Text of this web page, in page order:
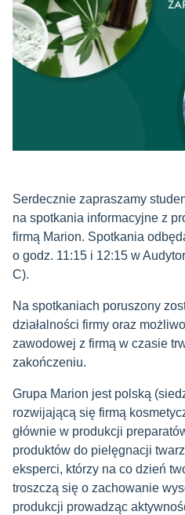
Serdecznie zapraszamy
na spotkania informacyjne z
firmą Marion. Spotkania
o godz. 11:15 i 12:15 w
C).
Na spotkaniach poruszony
działalności firmy oraz
zawodowej z firmą w czasie
zakończeniu.
Grupa Marion jest polską
rozwijającą się firmą
głównie w produkcji
produktów do pielęgnacji
eksperci, którzy na co dzień
troszczą się o zachowanie
produkcji prowadząc